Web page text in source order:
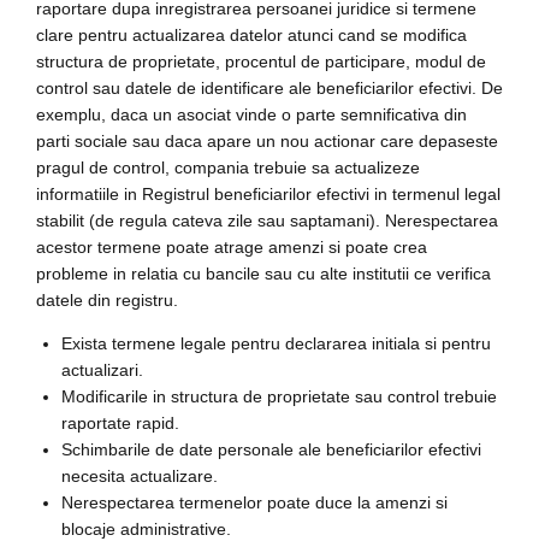
raportare dupa inregistrarea persoanei juridice si termene
clare pentru actualizarea datelor atunci cand se modifica
structura de proprietate, procentul de participare, modul de
control sau datele de identificare ale beneficiarilor efectivi. De
exemplu, daca un asociat vinde o parte semnificativa din
parti sociale sau daca apare un nou actionar care depaseste
pragul de control, compania trebuie sa actualizeze
informatiile in Registrul beneficiarilor efectivi in termenul legal
stabilit (de regula cateva zile sau saptamani). Nerespectarea
acestor termene poate atrage amenzi si poate crea
probleme in relatia cu bancile sau cu alte institutii ce verifica
datele din registru.
Exista termene legale pentru declararea initiala si pentru
actualizari.
Modificarile in structura de proprietate sau control trebuie
raportate rapid.
Schimbarile de date personale ale beneficiarilor efectivi
necesita actualizare.
Nerespectarea termenelor poate duce la amenzi si
blocaje administrative.